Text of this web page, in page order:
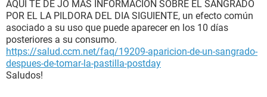
AQUÍ TE DE JO MÁS INFORMACIÓN SOBRE EL SANGRADO
POR EL LA PILDORA DEL DIA SIGUIENTE, un efecto común
asociado a su uso que puede aparecer en los 10 días
posteriores a su consumo.
https://salud.ccm.net/faq/19209-aparicion-de-un-sangrado-
despues-de-tomar-la-pastilla-postday
Saludos!